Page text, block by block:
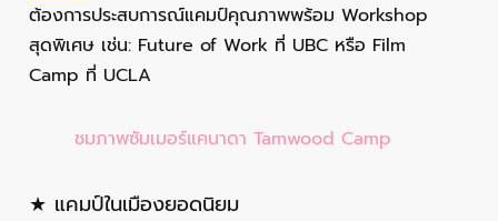
ต้องการประสบการณ์แคมป์คุณภาพพร้อม Workshop
สุดพิเศษ เช่น: Future of Work ที่ UBC หรือ Film
Camp ที่ UCLA
ชมภาพซัมเมอร์แคนาดา Tamwood Camp
★ แคมป์ในเมืองยอดนิยม